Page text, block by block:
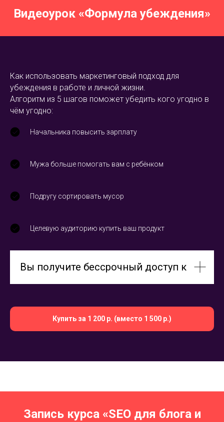
Видеоурок «Формула убеждения»
Как использовать маркетинговый подход для
убеждения в работе и личной жизни.
Алгоритм из 5 шагов поможет убедить кого угодно в
чём угодно:
Начальника повысить зарплату
Мужа больше помогать вам с ребёнком
Подругу сортировать мусор
Целевую аудиторию купить ваш продукт
Вы получите бессрочный доступ к
Купить за 1 200 р. (вместо 1 500 р.)
Запись курса «SEO для блога и